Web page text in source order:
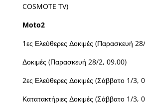
COSMOTE TV)
Moto2
1ες Ελεύθερες Δοκιμές (Παρασκευή
Δοκιμές (Παρασκευή 28/2, 09.00)
2ες Ελεύθερες Δοκιμές (Σάββατο 1/3,
Κατατακτήριες Δοκιμές (Σάββατο 1/3,